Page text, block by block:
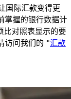
国际汇款变得更
掌握的银行数据计
比对照表显示的要
访问我们的 "汇款